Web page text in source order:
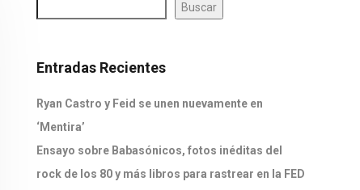
Buscar
Entradas Recientes
Ryan Castro y Feid se unen nuevamente en
‘Mentira’
Ensayo sobre Babasónicos, fotos inéditas del
rock de los 80 y más libros para rastrear en la FED